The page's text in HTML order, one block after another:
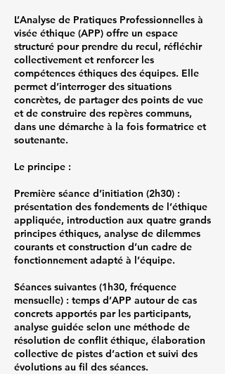
L’Analyse de Pratiques Professionnelles à
visée éthique (APP) offre un espace
structuré pour prendre du recul, réfléchir
collectivement et renforcer les
compétences éthiques des équipes. Elle
permet d’interroger des situations
concrètes, de partager des points de vue
et de construire des repères communs,
dans une démarche à la fois formatrice et
soutenante.
Le principe :
Première séance d’initiation (2h30) :
présentation des fondements de l’éthique
appliquée, introduction aux quatre grands
principes éthiques, analyse de dilemmes
courants et construction d’un cadre de
fonctionnement adapté à l’équipe.
Séances suivantes (1h30, fréquence
mensuelle) : temps d’APP autour de cas
concrets apportés par les participants,
analyse guidée selon une méthode de
résolution de conflit éthique, élaboration
collective de pistes d’action et suivi des
évolutions au fil des séances.